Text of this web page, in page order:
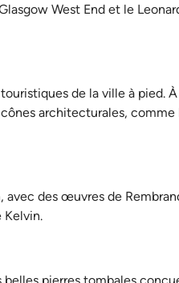
West End et le
de la ville à pied.
architecturales, comme
avec des œuvres de
Kelvin.